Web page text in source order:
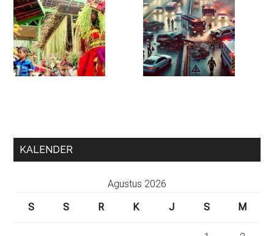
KALENDER
Agustus 2026
S
S R K J S M